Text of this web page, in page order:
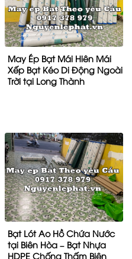
May Ép Bạt Mái Hiên Mái
Xếp Bạt Kéo Di Động Ngoài
Trời tại Long Thành
Bạt Lót Ao Hồ Chứa Nước
tại Biên Hòa – Bạt Nhựa
HDPE Chống Thấm Biên